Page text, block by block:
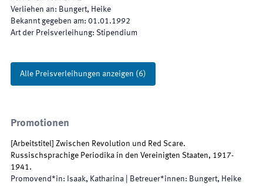
Verliehen an: Bungert, Heike
Bekannt gegeben am: 01.01.1992
Art der Preisverleihung: Stipendium
Alle Preisverleihungen anzeigen (6)
Promotionen
Arbeitstitel Zwischen Revolution und Red Scare.
Russischsprachige Periodika in den Vereinigten Staaten, 1917-
1941.
Promovend*in: Isaak, Katharina Betreuer*innen: Bungert, Heike